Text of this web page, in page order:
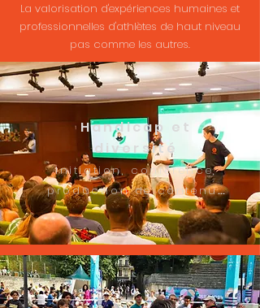
La valorisation d'expériences humaines et
professionnelles d'athlètes de haut niveau
pas comme les autres.
Handicap et
diversité
Initiation, conférence,
production de contenu...